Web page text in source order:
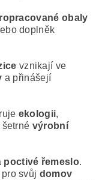
obaly
doplněk
vznikají ve
a přinášejí
ekologii,
šetrné výrobní
poctivé řemeslo.
pro svůj domov